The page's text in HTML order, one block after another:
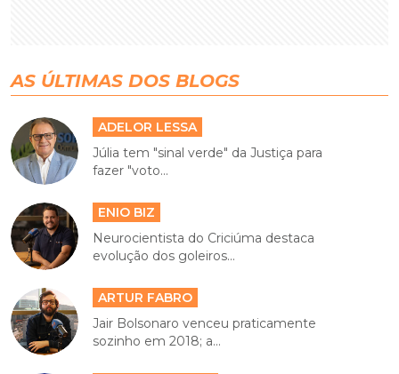
AS ÚLTIMAS DOS BLOGS
ADELOR LESSA
Júlia tem "sinal verde" da Justiça para
fazer "voto...
ENIO BIZ
Neurocientista do Criciúma destaca
evolução dos goleiros...
ARTUR FABRO
Jair Bolsonaro venceu praticamente
sozinho em 2018; a...